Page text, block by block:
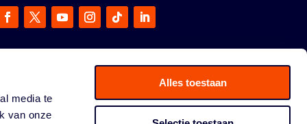
media te
van onze
Alles toestaan